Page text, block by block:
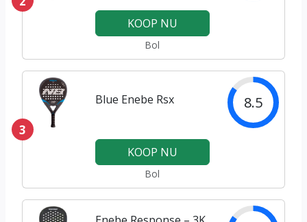
KOOP NU
Bol
3
Blue Enebe Rsx 8.5
KOOP NU
Bol